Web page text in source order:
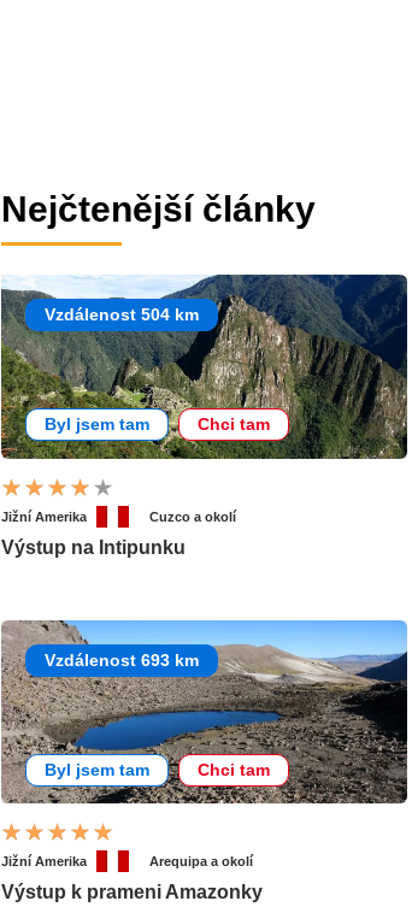
Nejčtenější články
Vzdálenost 504 km
Byl jsem tam Chci tam
Jižní Amerika Cuzco a okolí
Výstup na Intipunku
Vzdálenost 693 km
Byl jsem tam Chci tam
Jižní Amerika Arequipa a okolí
Výstup k prameni Amazonky